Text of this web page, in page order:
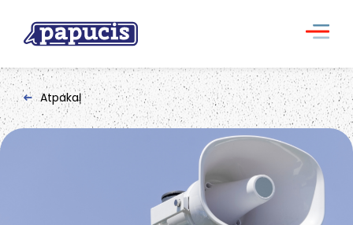
Atpakaļ